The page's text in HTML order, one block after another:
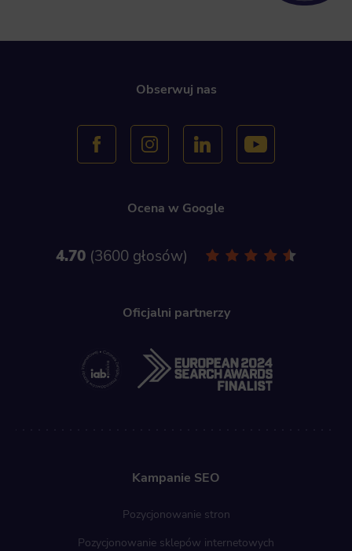
Obserwuj nas
Ocena w Google
4.70 3600 głosów
Oficjalni partnerzy
Kampanie SEO
Pozycjonowanie stron
Pozycjonowanie sklepów internetowych